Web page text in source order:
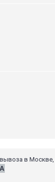
в Москве,